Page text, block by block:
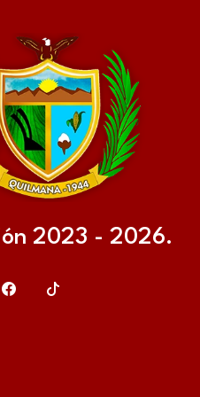
2023 - 2026.